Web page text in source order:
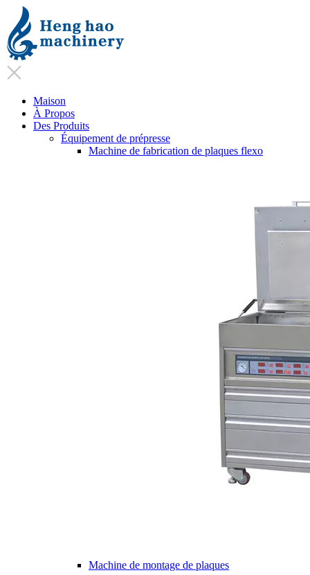
Maison
À Propos
Des Produits
Équipement de prépresse
Machine de fabrication de plaques flexo
Machine de montage de plaques